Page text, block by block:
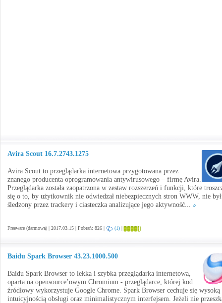
Avira Scout 16.7.2743.1275
Avira Scout to przeglądarka internetowa przygotowana przez
znanego producenta oprogramowania antywirusowego – firmę Avira.
Przeglądarka została zaopatrzona w zestaw rozszerzeń i funkcji, które
się o to, by użytkownik nie odwiedzał niebezpiecznych stron WWW, nie był
śledzony przez trackery i ciasteczka analizujące jego aktywność...
Freeware (darmowa) | 2017.03.15 | Pobrań: 826 | (1) |
Baidu Spark Browser 43.23.1000.500
Baidu Spark Browser to lekka i szybka przeglądarka internetowa,
oparta na opensource’owym Chromium - przeglądarce, której kod
źródłowy wykorzystuje Google Chrome. Spark Browser cechuje się wysoką
intuicyjnością obsługi oraz minimalistycznym interfejsem. Jeżeli nie